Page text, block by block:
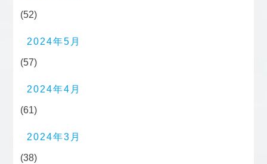
(52)
2024年5月
(57)
2024年4月
(61)
2024年3月
(38)